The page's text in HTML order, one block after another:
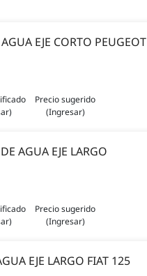
EJE CORTO PEUGEOT
Precio sugerido
(Ingresar)
AGUA EJE LARGO
Precio sugerido
(Ingresar)
EJE LARGO FIAT 125